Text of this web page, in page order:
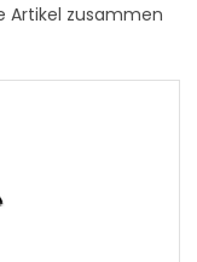
Artikel zusammen